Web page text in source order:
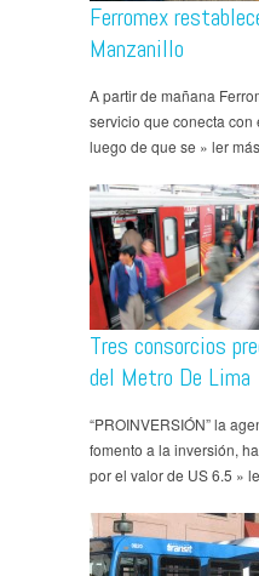
Ferromex
Manzanillo
A partir de mañana
servicio que conecta
luego de que se » ler más
Tres consorcios
del Metro De Lima
“PROINVERSIÓN” la
fomento a la inversión,
por el valor de US 6.5 »